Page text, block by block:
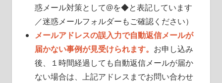
惑メール対策として@を◆と表記しています
／迷惑メールフォルダーもご確認ください）
メールアドレスの誤入力で自動返信メールが
届かない事例が見受けられます。 お申し込み
後、１時間経過しても自動返信メールが届か
ない場合は、上記アドレスまでお問い合わせ